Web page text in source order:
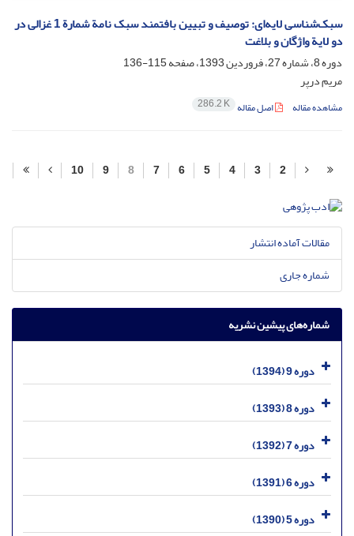
سبک‌شناسی لایه‌ای: توصیف و تبیین بافتمند سبک نامة شمارة 1 غزالی در
دو لایة واژگان و بلاغت
دوره 8، شماره 27، فروردین 1393، صفحه
115-136
مریم درپر
مشاهده مقاله اصل مقاله 286.2 K
2
3
4
5
6
7
8
9
10
مقالات آماده انتشار
شماره جاری
شماره‌های پیشین نشریه
دوره 9 (1394)
دوره 8 (1393)
دوره 7 (1392)
دوره 6 (1391)
دوره 5 (1390)